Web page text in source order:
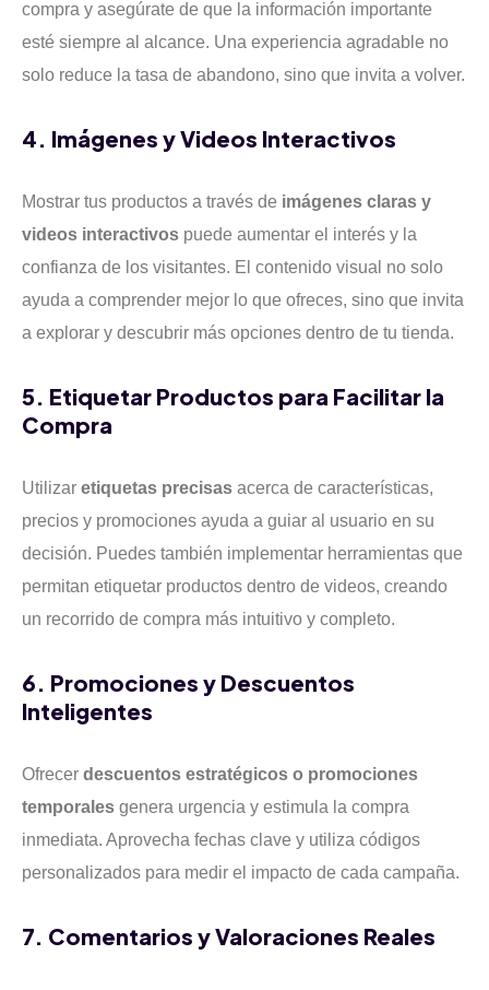
compra y asegúrate de que la información importante
esté siempre al alcance. Una experiencia agradable no
solo reduce la tasa de abandono, sino que invita a volver.
4. Imágenes y Videos Interactivos
Mostrar tus productos a través de imágenes claras y
videos interactivos puede aumentar el interés y la
confianza de los visitantes. El contenido visual no solo
ayuda a comprender mejor lo que ofreces, sino que invita
a explorar y descubrir más opciones dentro de tu tienda.
5. Etiquetar Productos para Facilitar la
Compra
Utilizar etiquetas precisas acerca de características,
precios y promociones ayuda a guiar al usuario en su
decisión. Puedes también implementar herramientas que
permitan etiquetar productos dentro de videos, creando
un recorrido de compra más intuitivo y completo.
6. Promociones y Descuentos
Inteligentes
Ofrecer descuentos estratégicos o promociones
temporales genera urgencia y estimula la compra
inmediata. Aprovecha fechas clave y utiliza códigos
personalizados para medir el impacto de cada campaña.
7. Comentarios y Valoraciones Reales